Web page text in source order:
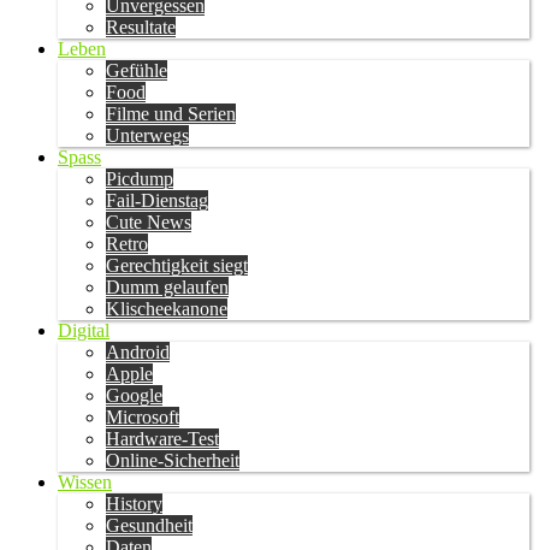
Unvergessen
Resultate
Leben
Gefühle
Food
Filme und Serien
Unterwegs
Spass
Picdump
Fail-Dienstag
Cute News
Retro
Gerechtigkeit siegt
Dumm gelaufen
Klischeekanone
Digital
Android
Apple
Google
Microsoft
Hardware-Test
Online-Sicherheit
Wissen
History
Gesundheit